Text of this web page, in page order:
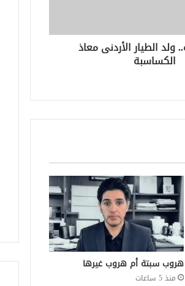
ولد الطيار الأردنى معاذ
الكساسبة
هروب سبتة أم هروب غيرها
منذ 5 ساعات